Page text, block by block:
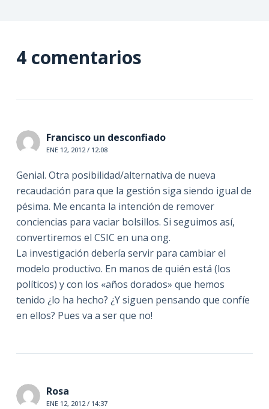
4 comentarios
Francisco un desconfiado
ENE 12, 2012 / 12:08
Genial. Otra posibilidad/alternativa de nueva
recaudación para que la gestión siga siendo igual de
pésima. Me encanta la intención de remover
conciencias para vaciar bolsillos. Si seguimos así,
convertiremos el CSIC en una ong.
La investigación debería servir para cambiar el
modelo productivo. En manos de quién está (los
políticos) y con los «años dorados» que hemos
tenido ¿lo ha hecho? ¿Y siguen pensando que confíe
en ellos? Pues va a ser que no!
Rosa
ENE 12, 2012 / 14:37